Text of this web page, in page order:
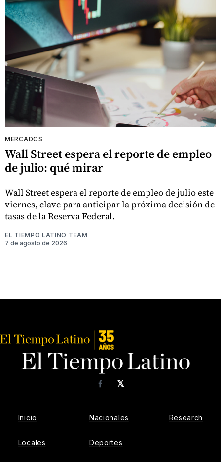
MERCADOS
Wall Street espera el reporte de empleo
de julio: qué mirar
Wall Street espera el reporte de empleo de julio este
viernes, clave para anticipar la próxima decisión de
tasas de la Reserva Federal.
EL TIEMPO LATINO TEAM
7 de agosto de 2026
𝕏
Facebook
Inicio
Locales
Nacionales
Deportes
Research